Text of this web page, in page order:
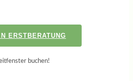
ERSTBERATUNG
buchen!